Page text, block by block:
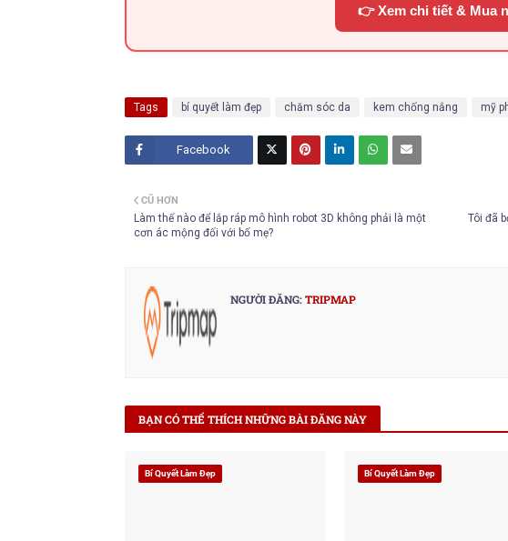
👉 Xem chi tiết & Mua
Tags bí quyết làm đẹp chăm sóc da kem chống nắng mỹ
Facebook
Tôi đã
CŨ HƠN
Làm thế nào để lắp ráp mô hình robot 3D không phải là một
cơn ác mộng đối với bố mẹ?
NGƯỜI ĐĂNG:TRIPMAP
BẠN CÓ THỂ THÍCH NHỮNG BÀI ĐĂNG NÀY
Bí Quyết Làm Đẹp Bí Quyết Làm Đẹp